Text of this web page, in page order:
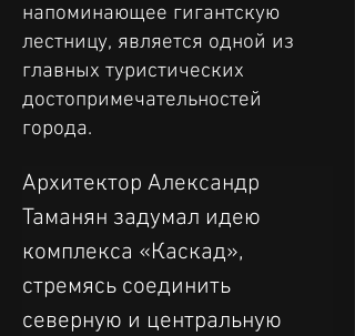
напоминающее гигантскую
лестницу, является одной из
главных туристических
достопримечательностей
города.
Архитектор Александр
Таманян задумал идею
комплекса «Каскад»,
стремясь соединить
северную и центральную